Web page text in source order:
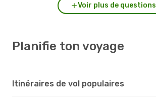
Voir plus de questions
Planifie ton voyage
Itinéraires de vol populaires